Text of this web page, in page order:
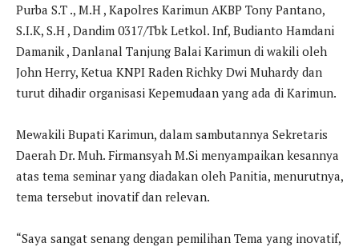
Purba S.T ., M.H , Kapolres Karimun AKBP Tony Pantano,
S.I.K, S.H , Dandim 0317/Tbk Letkol. Inf, Budianto Hamdani
Damanik , Danlanal Tanjung Balai Karimun di wakili oleh
John Herry, Ketua KNPI Raden Richky Dwi Muhardy dan
turut dihadir organisasi Kepemudaan yang ada di Karimun.
Mewakili Bupati Karimun, dalam sambutannya Sekretaris
Daerah Dr. Muh. Firmansyah M.Si menyampaikan kesannya
atas tema seminar yang diadakan oleh Panitia, menurutnya,
tema tersebut inovatif dan relevan.
“Saya sangat senang dengan pemilihan Tema yang inovatif,